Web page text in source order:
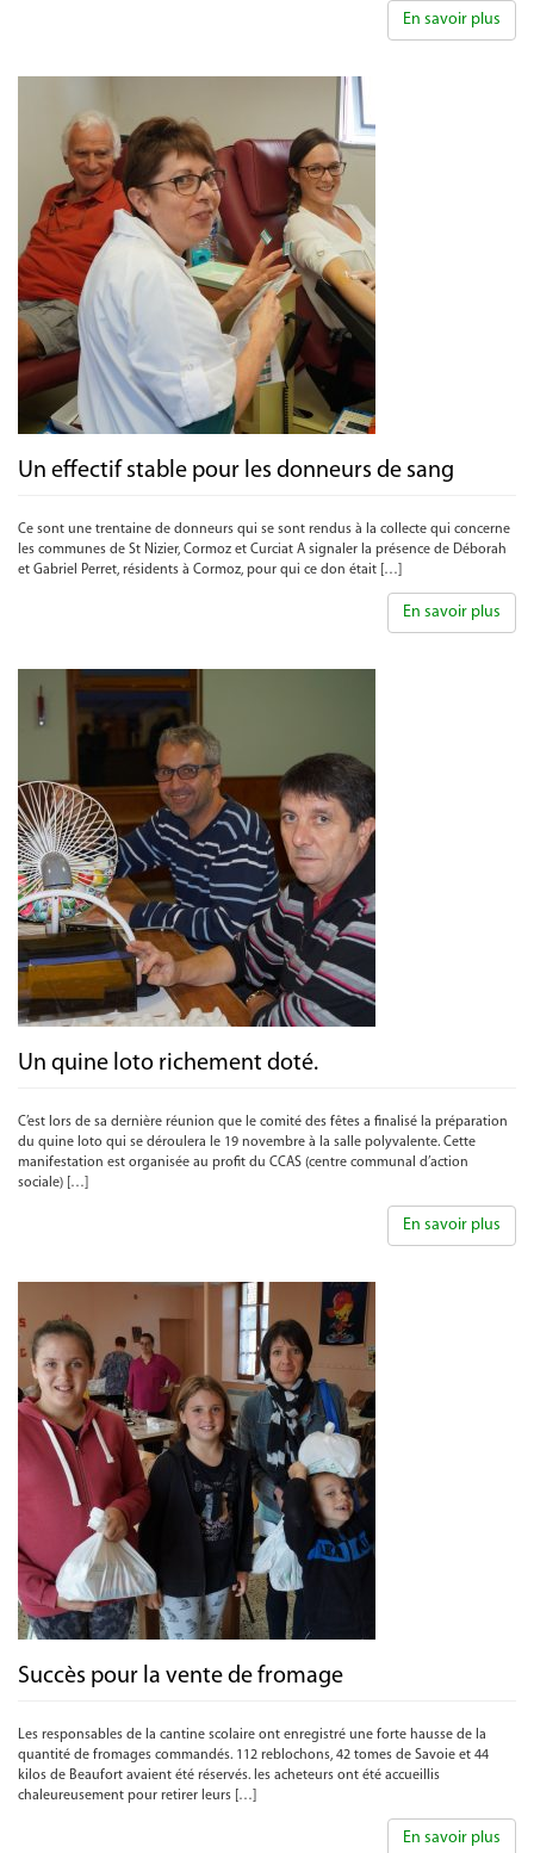
En savoir plus
Un effectif stable pour les donneurs de sang
Ce sont une trentaine de donneurs qui se sont rendus à la collecte qui concerne
les communes de St Nizier, Cormoz et Curciat A signaler la présence de Déborah
et Gabriel Perret, résidents à Cormoz, pour qui ce don était […]
En savoir plus
Un quine loto richement doté.
C’est lors de sa dernière réunion que le comité des fêtes a finalisé la préparation
du quine loto qui se déroulera le 19 novembre à la salle polyvalente. Cette
manifestation est organisée au profit du CCAS (centre communal d’action
sociale) […]
En savoir plus
Succès pour la vente de fromage
Les responsables de la cantine scolaire ont enregistré une forte hausse de la
quantité de fromages commandés. 112 reblochons, 42 tomes de Savoie et 44
kilos de Beaufort avaient été réservés. les acheteurs ont été accueillis
chaleureusement pour retirer leurs […]
En savoir plus